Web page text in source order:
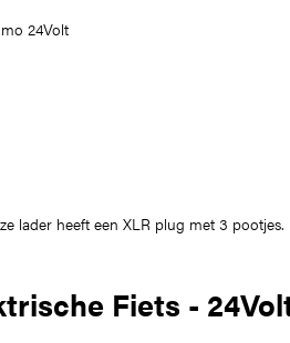
lader heeft een XLR plug met 3
Fiets -